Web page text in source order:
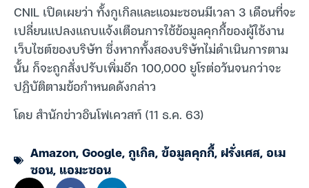
CNIL เปิดเผยว่า ทั้งกูเกิลและแอมะซอนมีเวลา 3 เดือนที่จะ
เปลี่ยนแปลงแถบแจ้งเตือนการใช้ข้อมูลคุกกี้ของผู้ใช้งาน
เว็บไซต์ของบริษัท ซึ่งหากทั้งสองบริษัทไม่ดำเนินการตาม
นั้น ก็จะถูกสั่งปรับเพิ่มอีก 100,000 ยูโรต่อวันจนกว่าจะ
ปฏิบัติตามข้อกำหนดดังกล่าว
โดย สำนักข่าวอินโฟเควสท์ (11 ธ.ค. 63)
Amazon,Google,กูเกิล,ข้อมูลคุกกี้,ฝรั่งเศส,อเม
ซอน, แอมะซอน